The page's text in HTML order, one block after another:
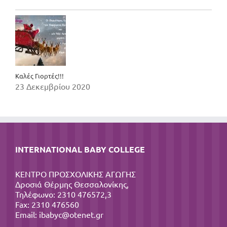
Καλές Γιορτές!!!
23 Δεκεμβρίου 2020
INTERNATIONAL BABY COLLEGE
ΚΕΝΤΡΟ ΠΡΟΣΧΟΛΙΚΗΣ ΑΓΩΓΗΣ
Δροσιά Θέρμης Θεσσαλονίκης,
Τηλέφωνο: 2310 476572,3
Fax: 2310 476560
Email: ibabyc@otenet.gr